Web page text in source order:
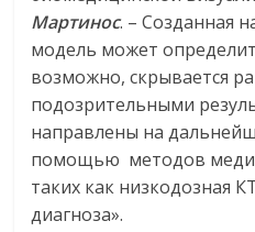
Мартинос. – Созданная
модель может
возможно, скрывается
подозрительными
направлены на
помощью методов
таких как низкодозная
диагноза».